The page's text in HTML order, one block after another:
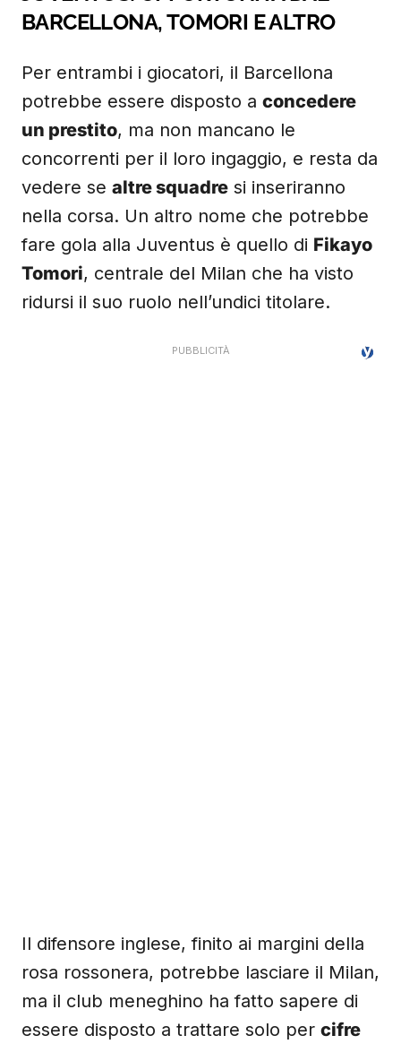
BARCELLONA, TOMORI E ALTRO
Per entrambi i giocatori, il Barcellona
potrebbe essere disposto a concedere
un prestito, ma non mancano le
concorrenti per il loro ingaggio, e resta da
vedere se altre squadre si inseriranno
nella corsa. Un altro nome che potrebbe
fare gola alla Juventus è quello di Fikayo
Tomori, centrale del Milan che ha visto
ridursi il suo ruolo nell’undici titolare.
Il difensore inglese, finito ai margini della
rosa rossonera, potrebbe lasciare il Milan,
ma il club meneghino ha fatto sapere di
essere disposto a trattare solo per cifre